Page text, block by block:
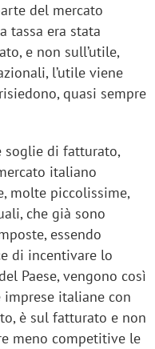
del mercato
tassa era stata
e non sull’utile,
l’utile viene
quasi sempre
soglie di fatturato,
italiano
molte piccolissime,
che già sono
essendo
di incentivare lo
Paese, vengono così
italiane con
è sul fatturato e non
meno competitive le